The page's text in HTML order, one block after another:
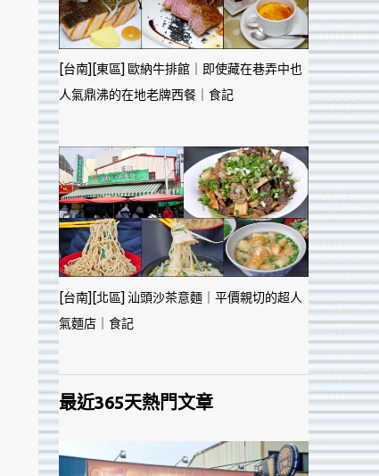
[台南][東區] 歐納牛排館｜即使藏在巷弄中也
人氣鼎沸的在地老牌西餐｜食記
[台南][北區] 汕頭沙茶意麵｜平價親切的超人
氣麵店｜食記
最近365天熱門文章